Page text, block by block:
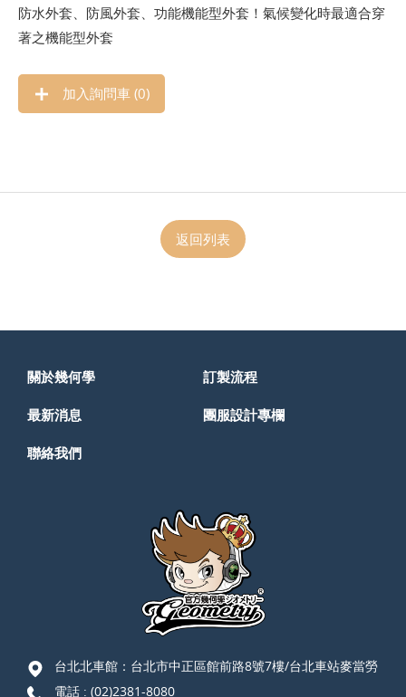
防水外套、防風外套、功能機能型外套！氣候變化時最適合穿
著之機能型外套
加入詢問車 (0)
返回列表
關於幾何學 訂製流程
最新消息 團服設計專欄
聯絡我們
台北北車館：台北市中正區館前路8號7樓/台北車站麥當勞
電話 : (02)2381-8080